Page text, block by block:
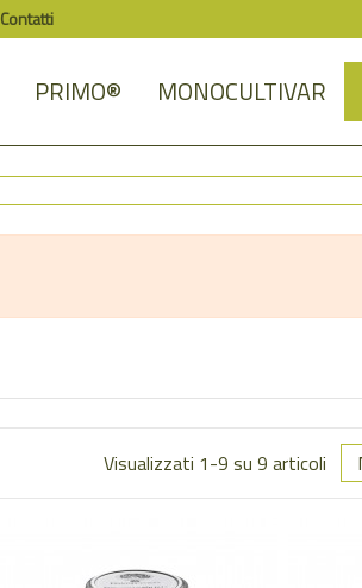
Contatti
PRIMO® MONOCULTIVAR
Visualizzati 1-9 su 9 articoli